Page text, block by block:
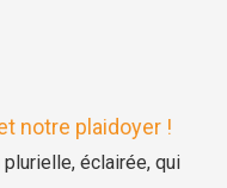
notre plaidoyer !
plurielle, éclairée, qui